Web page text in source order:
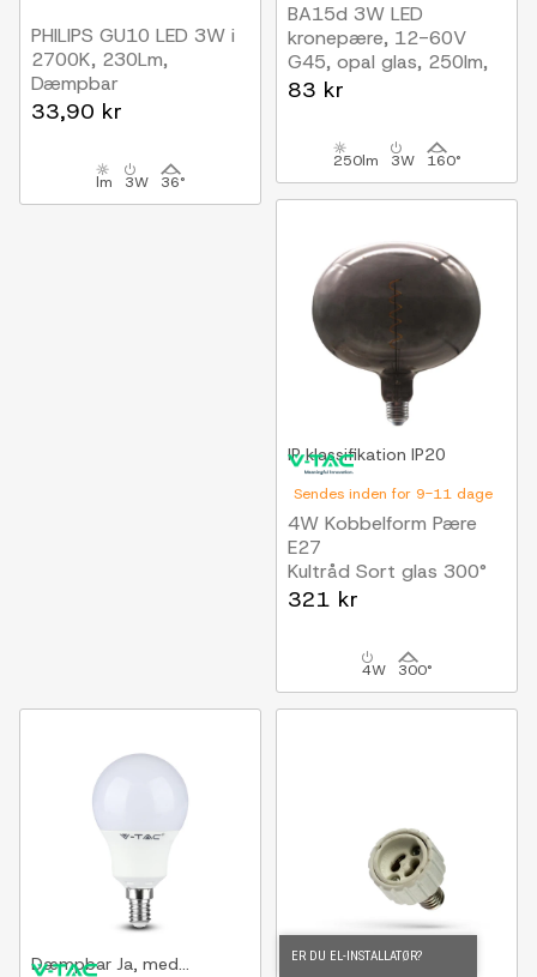
PHILIPS GU10 LED 3W i
2700K, 230Lm,
Dæmpbar
33,90 kr
lm 3W 36°
BA15d 3W LED
kronepære, 12-60V
G45, opal glas, 250lm,
varm hvid
83 kr
250lm 3W 160°
Sendes inden for 9-11 dage
IP klassifikation IP20
4W Kobbelform Pære
E27
Kultråd Sort glas 300°
321 kr
4W 300°
Dæmpbar Ja, med...
ER DU EL-INSTALLATØR?